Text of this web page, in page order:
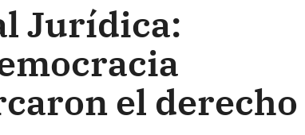
Jurídica:
el derecho